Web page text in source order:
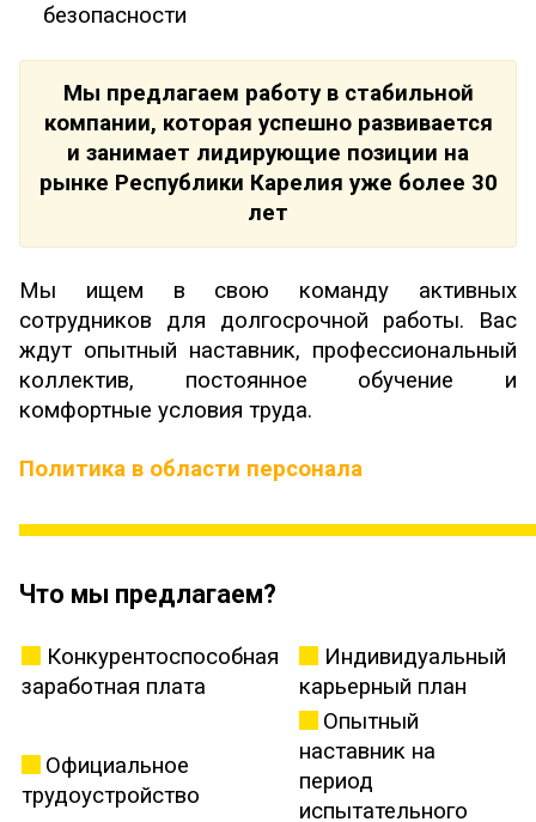
безопасности
Мы предлагаем работу в стабильной
компании, которая успешно развивается
и занимает лидирующие позиции на
рынке Республики Карелия уже более 30
лет
Мы ищем в свою команду активных
сотрудников для долгосрочной работы. Вас
ждут опытный наставник, профессиональный
коллектив, постоянное обучение и
комфортные условия труда.
Политика в области персонала
Что мы предлагаем?
Конкурентоспособная
заработная плата
Индивидуальный
карьерный план
Официальное
трудоустройство
Опытный
наставник на
период
испытательного